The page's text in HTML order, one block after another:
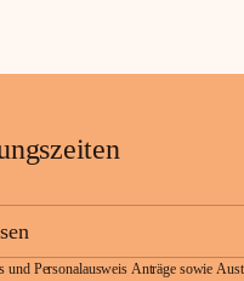
und Personalausweis Anträge sowie